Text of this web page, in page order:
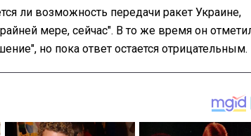
ли возможность передачи ракет Украине,
мере, сейчас". В то же время он
но пока ответ остается отрицательным.